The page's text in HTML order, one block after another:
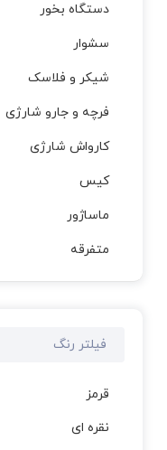
دستگاه بخور
سشوار
شیکر و فلاسک
فرچه و جارو شارژی
کارواش شارژی
کیس
ماساژور
متفرقه
فیلتر رنگ
قرمز
نقره ای